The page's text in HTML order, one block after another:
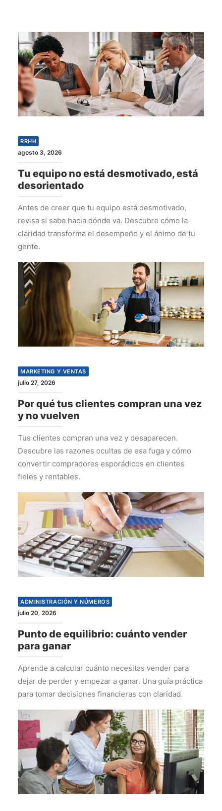
RRHH
agosto 3, 2026
Tu equipo no está desmotivado, está
desorientado
Antes de creer que tu equipo está desmotivado,
revisa si sabe hacia dónde va. Descubre cómo la
claridad transforma el desempeño y el ánimo de tu
gente.
MARKETING Y VENTAS
julio 27, 2026
Por qué tus clientes compran una vez
y no vuelven
Tus clientes compran una vez y desaparecen.
Descubre las razones ocultas de esa fuga y cómo
convertir compradores esporádicos en clientes
fieles y rentables.
ADMINISTRACIÓN Y NÚMEROS
julio 20, 2026
Punto de equilibrio: cuánto vender
para ganar
Aprende a calcular cuánto necesitas vender para
dejar de perder y empezar a ganar. Una guía práctica
para tomar decisiones financieras con claridad.